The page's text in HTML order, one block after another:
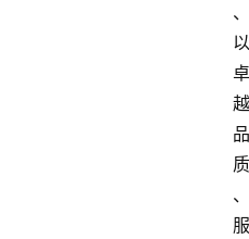
、
以
卓
越
品
质
、
服